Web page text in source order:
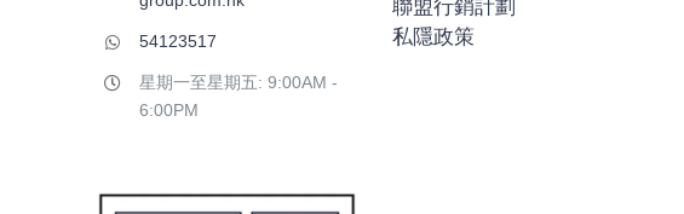
54123517
星期一至星期五: 9:00AM -
6:00PM
聯盟行銷計劃
私隱政策